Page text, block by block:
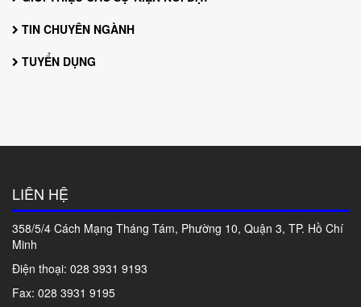
TIN CHUYÊN NGÀNH
TUYỂN DỤNG
LIÊN HỆ
358/5/4 Cách Mạng Tháng Tám, Phường 10, Quận 3, TP. Hồ Chí
Minh
Điện thoại: 028 3931 9193
Fax: 028 3931 9195